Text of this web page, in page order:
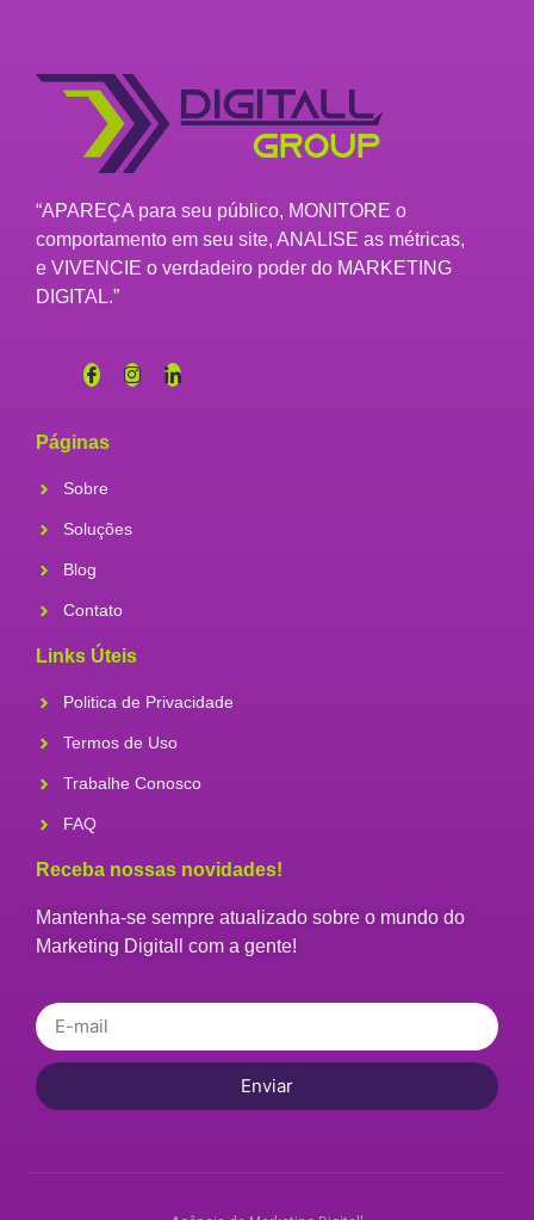
“APAREÇA para seu público, MONITORE o
comportamento em seu site, ANALISE as métricas,
e VIVENCIE o verdadeiro poder do MARKETING
DIGITAL.”
Páginas
Sobre
Soluções
Blog
Contato
Links Úteis
Politica de Privacidade
Termos de Uso
Trabalhe Conosco
FAQ
Receba nossas novidades!
Mantenha-se sempre atualizado sobre o mundo do
Marketing Digitall com a gente!
Enviar